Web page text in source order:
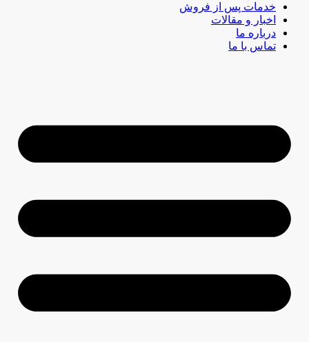
خدمات پس از فروش
اخبار و مقالات
درباره ما
تماس با ما